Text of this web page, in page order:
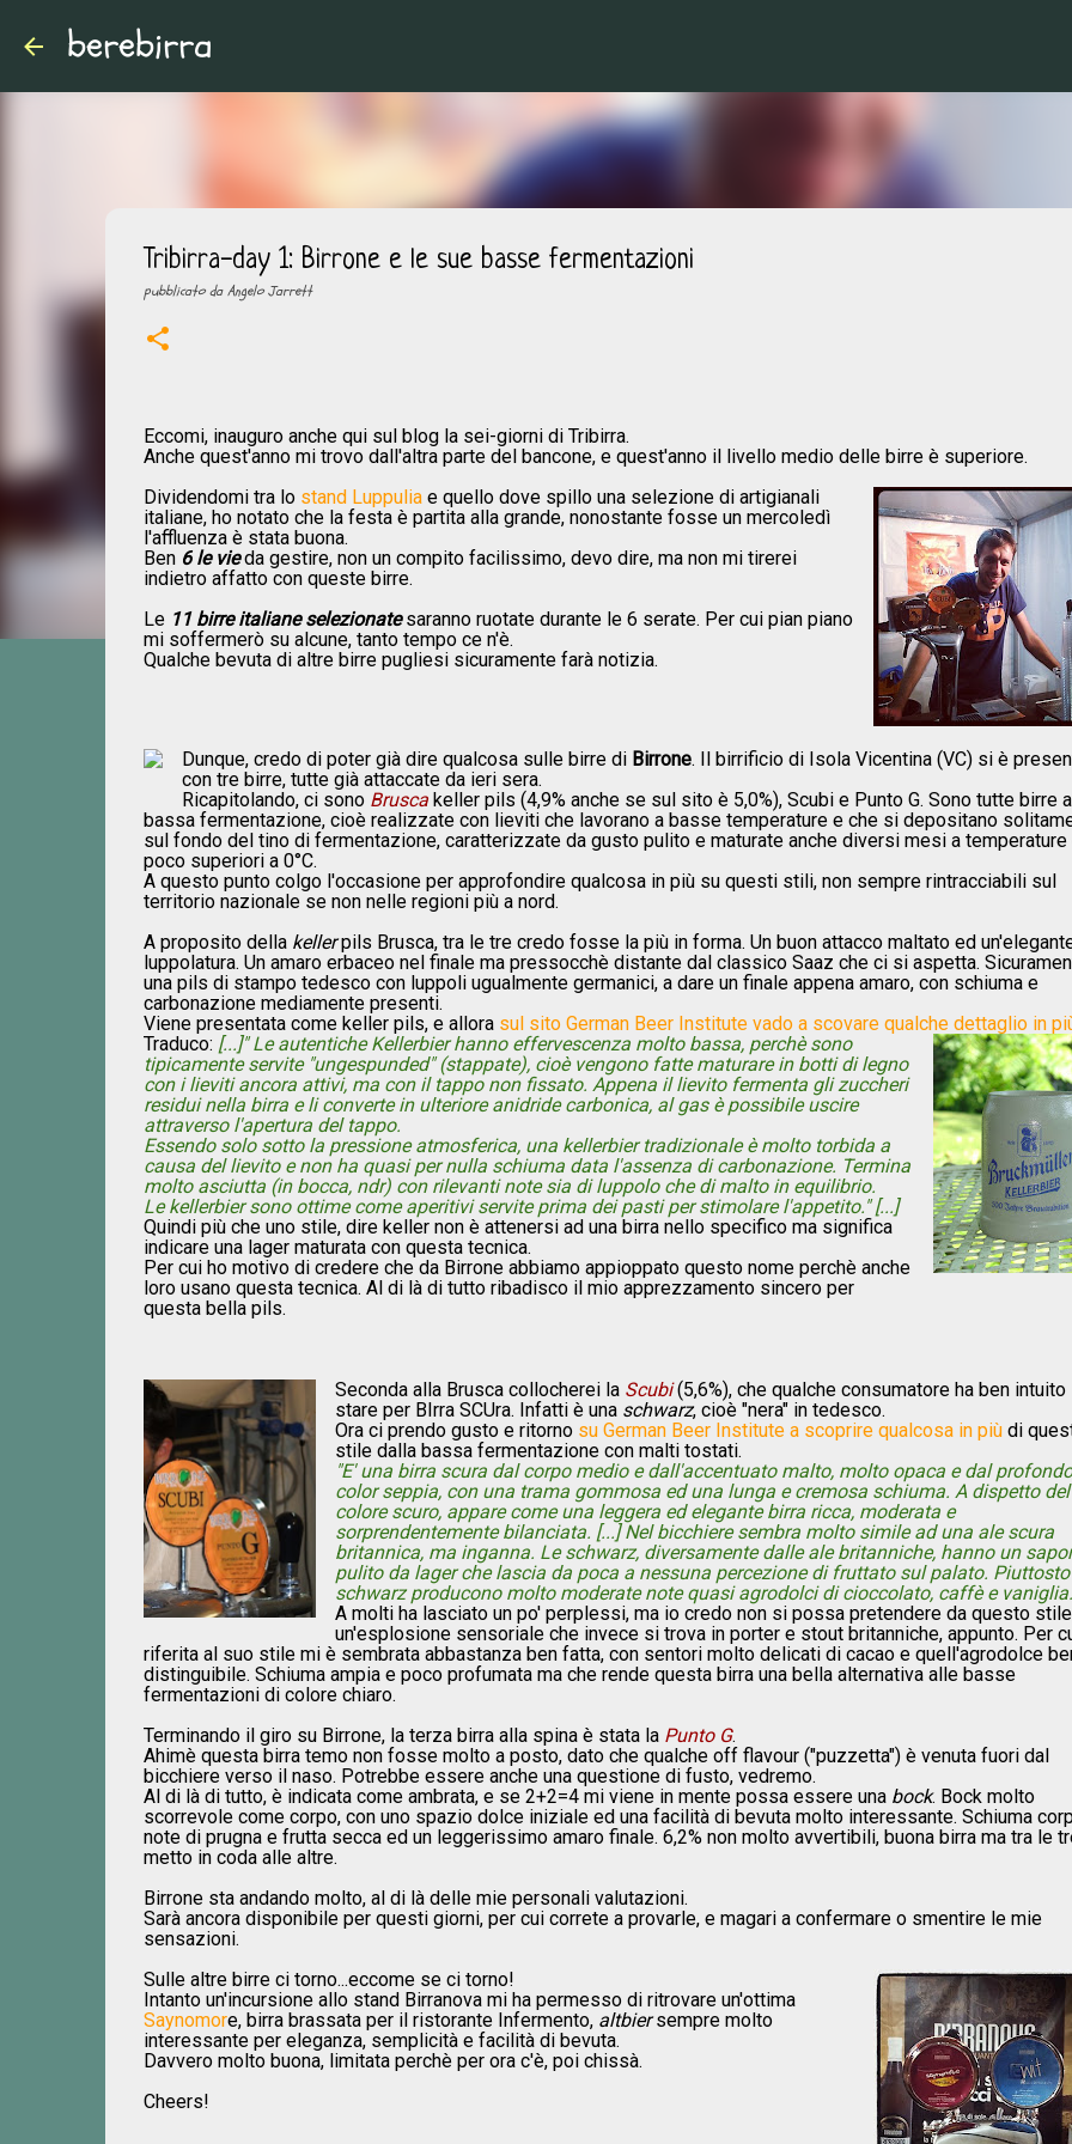
berebirra
Tribirra-day 1: Birrone e le sue basse fermentazioni
pubblicato daAngelo Jarrett
Eccomi, inauguro anche qui sul blog la sei-giorni di Tribirra.
Anche quest'anno mi trovo dall'altra parte del bancone, e quest'anno il livello medio delle birre è superiore.
Dividendomi tra lo stand Luppuliae quello dove spillo una selezione di artigianali
italiane, ho notato che la festa è partita alla grande, nonostante fosse un mercoledì
l'affluenza è stata buona.
Ben6 le vieda gestire, non un compito facilissimo, devo dire, ma non mi tirerei
indietro affatto con queste birre.
Le 11 birre italiane selezionatesaranno ruotate durante le 6 serate. Per cui pian piano
mi soffermerò su alcune, tanto tempo ce n'è.
Qualche bevuta di altre birre pugliesi sicuramente farà notizia.
Dunque, credo di poter già dire qualcosa sulle birre di Birrone. Il birrificio di Isola Vicentina (VC) si è
con tre birre, tutte già attaccate da ieri sera.
Ricapitolando, ci sono Bruscakeller pils (4,9% anche se sul sito è 5,0%), Scubi e Punto G. Sono tutte birre a
bassa fermentazione, cioè realizzate con lieviti che lavorano a basse temperature e che si depositano
sul fondo del tino di fermentazione, caratterizzate da gusto pulito e maturate anche diversi mesi a temperature
poco superiori a 0°C.
A questo punto colgo l'occasione per approfondire qualcosa in più su questi stili, non sempre rintracciabili sul
territorio nazionale se non nelle regioni più a nord.
A proposito della kellerpils Brusca, tra le tre credo fosse la più in forma. Un buon attacco maltato ed
luppolatura. Un amaro erbaceo nel finale ma pressocchè distante dal classico Saaz che ci si aspetta.
una pils di stampo tedesco con luppoli ugualmente germanici, a dare un finale appena amaro, con schiuma e
carbonazione mediamente presenti.
Viene presentata come keller pils, e allora sul sito German Beer Institute vado a scovare qualche dettaglio in
Traduco: [...]" Le autentiche Kellerbier hanno effervescenza molto bassa, perchè sono
tipicamente servite "ungespunded" (stappate), cioè vengono fatte maturare in botti di legno
con i lieviti ancora attivi, ma con il tappo non fissato. Appena il lievito fermenta gli zuccheri
residui nella birra e li converte in ulteriore anidride carbonica, al gas è possibile uscire
attraverso l'apertura del tappo.
Essendo solo sotto la pressione atmosferica, una kellerbier tradizionale è molto torbida a
causa del lievito e non ha quasi per nulla schiuma data l'assenza di carbonazione. Termina
molto asciutta (in bocca, ndr) con rilevanti note sia di luppolo che di malto in equilibrio.
Le kellerbier sono ottime come aperitivi servite prima dei pasti per stimolare l'appetito." [...]
Quindi più che uno stile, dire keller non è attenersi ad una birra nello specifico ma significa
indicare una lager maturata con questa tecnica.
Per cui ho motivo di credere che da Birrone abbiamo appioppato questo nome perchè anche
loro usano questa tecnica. Al di là di tutto ribadisco il mio apprezzamento sincero per
questa bella pils.
Seconda alla Brusca collocherei la Scubi(5,6%), che qualche consumatore ha ben intuito
stare per BIrra SCUra. Infatti è una schwarz, cioè "nera" in tedesco.
Ora ci prendo gusto e ritorno su German Beer Institute a scoprire qualcosa in piùdi
stile dalla bassa fermentazione con malti tostati.
"E' una birra scura dal corpo medio e dall'accentuato malto, molto opaca e dal profondo
color seppia, con una trama gommosa ed una lunga e cremosa schiuma. A dispetto
colore scuro, appare come una leggera ed elegante birra ricca, moderata e
sorprendentemente bilanciata. [...] Nel bicchiere sembra molto simile ad una ale scura
britannica, ma inganna. Le schwarz, diversamente dalle ale britanniche, hanno un
pulito da lager che lascia da poca a nessuna percezione di fruttato sul palato. Piuttosto
schwarz producono molto moderate note quasi agrodolci di cioccolato, caffè e
A molti ha lasciato un po' perplessi, ma io credo non si possa pretendere da questo stile
un'esplosione sensoriale che invece si trova in porter e stout britanniche, appunto. Per
riferita al suo stile mi è sembrata abbastanza ben fatta, con sentori molto delicati di cacao e quell'agrodolce
distinguibile. Schiuma ampia e poco profumata ma che rende questa birra una bella alternativa alle basse
fermentazioni di colore chiaro.
Terminando il giro su Birrone, la terza birra alla spina è stata la Punto G.
Ahimè questa birra temo non fosse molto a posto, dato che qualche off flavour ("puzzetta") è venuta fuori dal
bicchiere verso il naso. Potrebbe essere anche una questione di fusto, vedremo.
Al di là di tutto, è indicata come ambrata, e se 2+2=4 mi viene in mente possa essere una bock. Bock molto
scorrevole come corpo, con uno spazio dolce iniziale ed una facilità di bevuta molto interessante. Schiuma
note di prugna e frutta secca ed un leggerissimo amaro finale. 6,2% non molto avvertibili, buona birra ma tra le
metto in coda alle altre.
Birrone sta andando molto, al di là delle mie personali valutazioni.
Sarà ancora disponibile per questi giorni, per cui correte a provarle, e magari a confermare o smentire le mie
sensazioni.
Sulle altre birre ci torno...eccome se ci torno!
Intanto un'incursione allo stand Birranova mi ha permesso di ritrovare un'ottima
Saynomore, birra brassata per il ristorante Infermento, altbiersempre molto
interessante per eleganza, semplicità e facilità di bevuta.
Davvero molto buona, limitata perchè per ora c'è, poi chissà.
Cheers!